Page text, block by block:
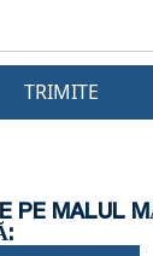
TRIMITE
PE MALUL